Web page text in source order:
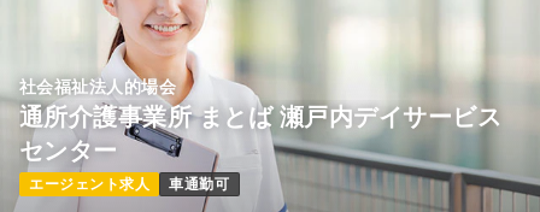
社会福祉法人的場会
通所介護事業所 まとば 瀬戸内デイサービス
センター
エージェント求人 車通勤可